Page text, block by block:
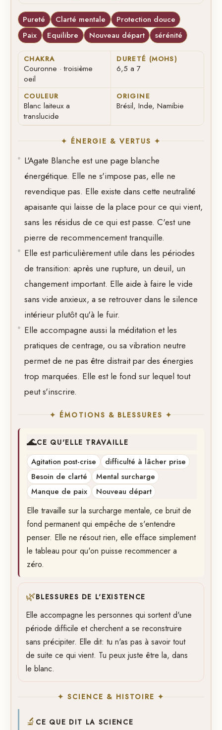
Pureté Clarté mentale
Protection douce
Paix
Equilibre Nouveau départ sérénité
CHAKRA
Couronne · troisième
oeil
DURETÉ (MOHS)
6,5 a 7
COULEUR
Blanc laiteux a
translucide
ORIGINE
Brésil, Inde, Namibie
✦ ÉNERGIE & VERTUS ✦
L'Agate Blanche est une page blanche
énergétique. Elle ne s'impose pas, elle ne
revendique pas. Elle existe dans cette neutralité
apaisante qui laisse de la place pour ce qui vient,
sans les résidus de ce qui est passe. C'est une
pierre de recommencement tranquille.
Elle est particulièrement utile dans les périodes
de transition: après une rupture, un deuil, un
changement important. Elle aide à faire le vide
sans vide anxieux, a se retrouver dans le silence
intérieur plutôt qu'à le fuir.
Elle accompagne aussi la méditation et les
pratiques de centrage, ou sa vibration neutre
permet de ne pas être distrait par des énergies
trop marquées. Elle est le fond sur lequel tout
peut s'inscrire.
✦ ÉMOTIONS & BLESSURES ✦
🌊CE QU'ELLE TRAVAILLE
Agitation post-crise
difficulté à lâcher prise
Besoin de clarté
Mental surcharge
Manque de paix
Nouveau départ
Elle travaille sur la surcharge mentale, ce bruit de
fond permanent qui empêche de s'entendre
penser. Elle ne résout rien, elle efface simplement
le tableau pour qu'on puisse recommencer a
zéro.
🌿BLESSURES DE L'EXISTENCE
Elle accompagne les personnes qui sortent d'une
période difficile et cherchent a se reconstruire
sans précipiter. Elle dit: tu n'as pas à savoir tout
de suite ce qui vient. Tu peux juste être la, dans
le blanc.
✦ SCIENCE & HISTOIRE ✦
🔬 CE QUE DIT LA SCIENCE